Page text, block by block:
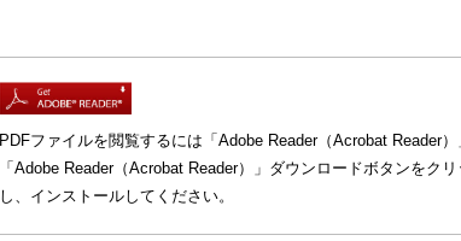
PDFファイルを閲覧するには「Adobe Reader（Acrobat Reader
「Adobe Reader（Acrobat Reader）」ダウンロードボタンをク
し、インストールしてください。